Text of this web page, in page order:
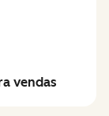
vendas